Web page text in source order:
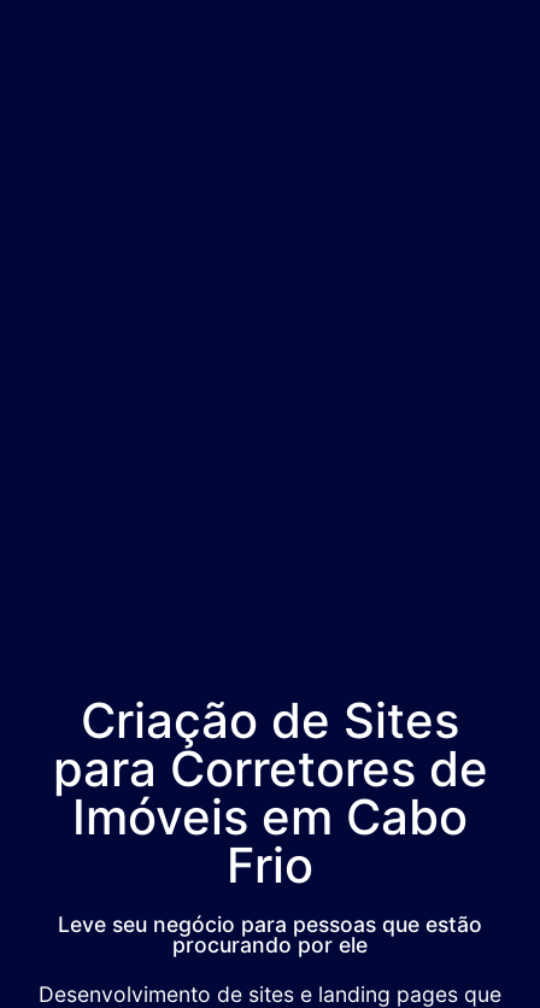
Criação de Sites
para Corretores de
Imóveis em Cabo
Frio
Leve seu negócio para pessoas que estão
procurando por ele
Desenvolvimento de sites e landing pages que